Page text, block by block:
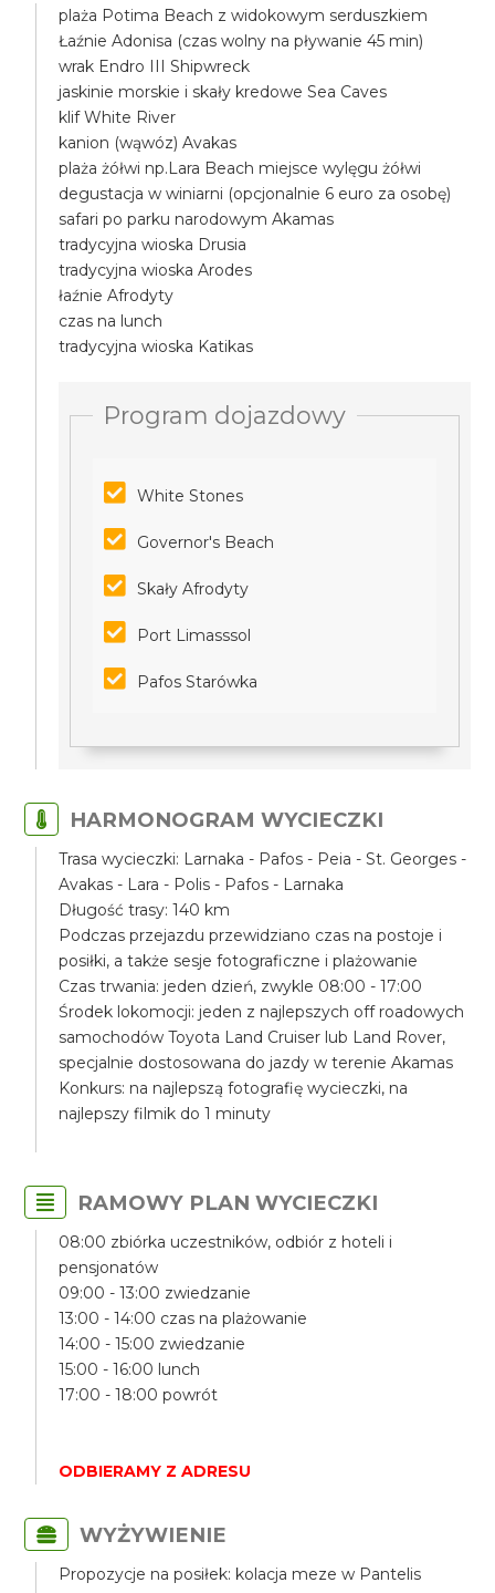
plaża Potima Beach z widokowym serduszkiem
Łaźnie Adonisa (czas wolny na pływanie 45 min)
wrak Endro III Shipwreck
jaskinie morskie i skały kredowe Sea Caves
klif White River
kanion (wąwóz) Avakas
plaża żółwi np.Lara Beach miejsce wylęgu żółwi
degustacja w winiarni (opcjonalnie 6 euro za osobę)
safari po parku narodowym Akamas
tradycyjna wioska Drusia
tradycyjna wioska Arodes
łaźnie Afrodyty
czas na lunch
tradycyjna wioska Katikas
Program dojazdowy
White Stones
Governor's Beach
Skały Afrodyty
Port Limasssol
Pafos Starówka
HARMONOGRAM WYCIECZKI
Trasa wycieczki: Larnaka - Pafos - Peia - St. Georges -
Avakas - Lara - Polis - Pafos - Larnaka
Długość trasy: 140 km
Podczas przejazdu przewidziano czas na postoje i
posiłki, a także sesje fotograficzne i plażowanie
Czas trwania: jeden dzień, zwykle 08:00 - 17:00
Środek lokomocji: jeden z najlepszych off roadowych
samochodów Toyota Land Cruiser lub Land Rover,
specjalnie dostosowana do jazdy w terenie Akamas
Konkurs: na najlepszą fotografię wycieczki, na
najlepszy filmik do 1 minuty
RAMOWY PLAN WYCIECZKI
08:00 zbiórka uczestników, odbiór z hoteli i
pensjonatów
09:00 - 13:00 zwiedzanie
13:00 - 14:00 czas na plażowanie
14:00 - 15:00 zwiedzanie
15:00 - 16:00 lunch
17:00 - 18:00 powrót
ODBIERAMY Z ADRESU
WYŻYWIENIE
Propozycje na posiłek: kolacja meze w Pantelis